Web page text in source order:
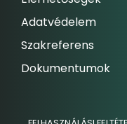
Adatvédelem
Szakreferens
Dokumentumok